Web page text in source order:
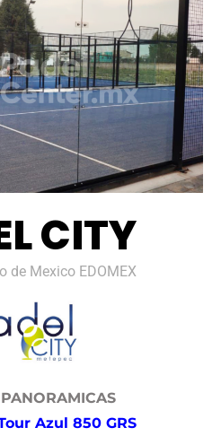
CITY
de Mexico EDOMEX
PANORAMICAS
Azul 850 GRS